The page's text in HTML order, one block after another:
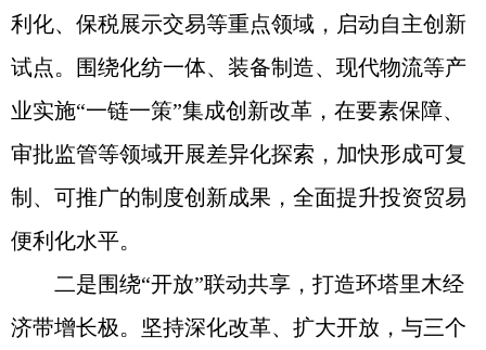
利化、保税展示交易等重点领域，启动自主创新
试点。围绕化纺一体、装备制造、现代物流等产
业实施“一链一策”集成创新改革，在要素保障、
审批监管等领域开展差异化探索，加快形成可复
制、可推广的制度创新成果，全面提升投资贸易
便利化水平。
二是围绕“开放”联动共享，打造环塔里木经
济带增长极。坚持深化改革、扩大开放，与三个